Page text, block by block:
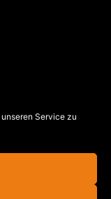
Service zu